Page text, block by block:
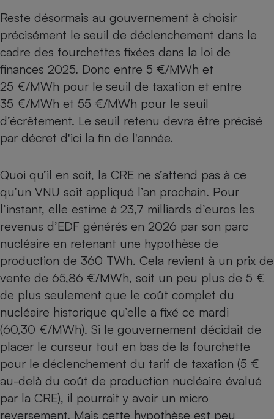
Reste désormais au gouvernement à choisir
précisément le seuil de déclenchement dans le
cadre des fourchettes fixées dans la loi de
finances 2025. Donc entre 5 €/MWh et
25 €/MWh pour le seuil de taxation et entre
35 €/MWh et 55 €/MWh pour le seuil
d’écrêtement. Le seuil retenu devra être précisé
par décret d'ici la fin de l'année.
Quoi qu’il en soit, la CRE ne s’attend pas à ce
qu’un VNU soit appliqué l’an prochain. Pour
l’instant, elle estime à 23,7 milliards d’euros les
revenus d’EDF générés en 2026 par son parc
nucléaire en retenant une hypothèse de
production de 360 TWh. Cela revient à un prix de
vente de 65,86 €/MWh, soit un peu plus de 5 €
de plus seulement que le coût complet du
nucléaire historique qu’elle a fixé ce mardi
(60,30 €/MWh). Si le gouvernement décidait de
placer le curseur tout en bas de la fourchette
pour le déclenchement du tarif de taxation (5 €
au-delà du coût de production nucléaire évalué
par la CRE), il pourrait y avoir un micro
reversement. Mais cette hypothèse est peu